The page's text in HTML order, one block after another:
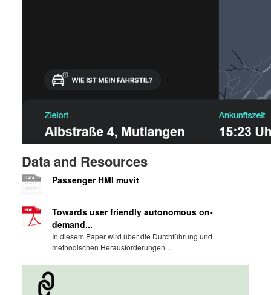
Data and Resources
Passenger HMI muvit
Towards user friendly autonomous on-
demand...
In diesem Paper wird über die Durchführung und
methodischen Herausforderungen...